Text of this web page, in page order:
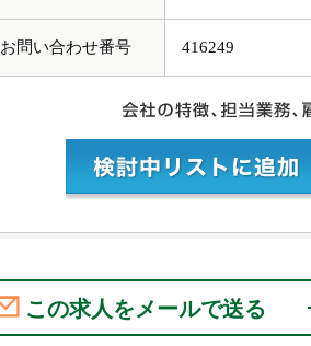
お問い合わせ番号 416249
この求人をメールで送る